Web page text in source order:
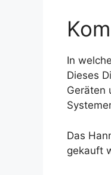
In
Dieses
Geräten
Das
gekauft